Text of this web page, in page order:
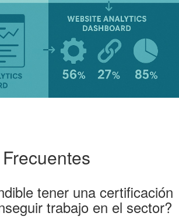
tener una certificación
trabajo en el sector?